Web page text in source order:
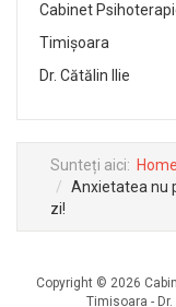
Cabinet
Timișoara
Dr. Cătălin Ilie
Sunteți aici: Home
Anxietatea nu
zi!
Copyright © 2026
Timisoara -